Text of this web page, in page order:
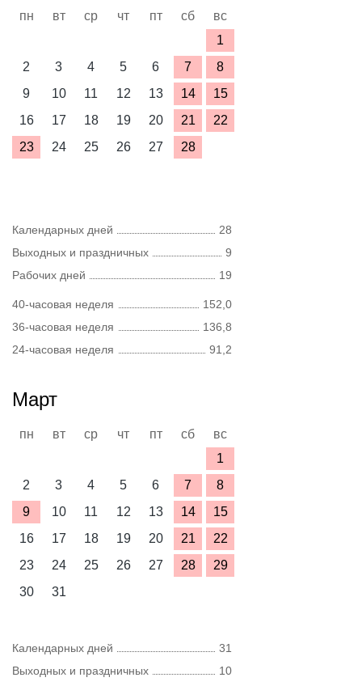
пн вт ср чт пт сб
вс
1
2
3 4 5 6 7
8
9
10 11 12 13 14
15
16
17 18 19 20 21
22
23
24 25 26 27 28
Календарных дней
28
Выходных и праздничных
9
Рабочих дней
19
40-часовая неделя
152,0
36-часовая неделя
136,8
24-часовая неделя
91,2
Март
пн вт ср чт пт сб
вс
1
2
3 4 5 6 7
8
9
10 11 12 13 14
15
16
17 18 19 20 21
22
23
24 25 26 27 28
29
30
31
Календарных дней
31
Выходных и праздничных
10